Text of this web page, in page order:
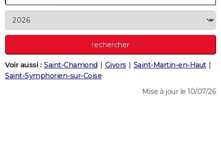
Alimentation
Guide de la santé
Maladies
Médicaments
Sommeil
+VOYAGE
PHOTO
BONS PLANS
Voir aussi : Saint-Chamond Givors
Saint-Martin-en-Haut
Saint-Symphorien-sur-Coise
Mise à jour le 10/07/26